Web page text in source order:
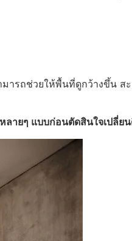
มารถช่วยให้พื้นที่ดูกว้างขึ้น
ลายๆ แบบก่อนตัดสินใจเปลี่ย